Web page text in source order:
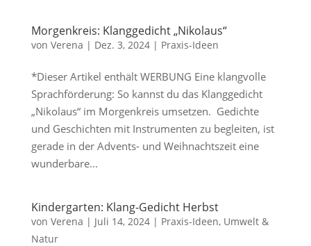
Morgenkreis: Klanggedicht „Nikolaus“
von Verena | Dez. 3, 2024| Praxis-Ideen
*Dieser Artikel enthält WERBUNG Eine klangvolle
Sprachförderung: So kannst du das Klanggedicht
„Nikolaus“ im Morgenkreis umsetzen. Gedichte
und Geschichten mit Instrumenten zu begleiten, ist
gerade in der Advents- und Weihnachtszeit eine
wunderbare...
Kindergarten: Klang-Gedicht Herbst
von Verena | Juli 14, 2024| Praxis-Ideen, Umwelt &
Natur